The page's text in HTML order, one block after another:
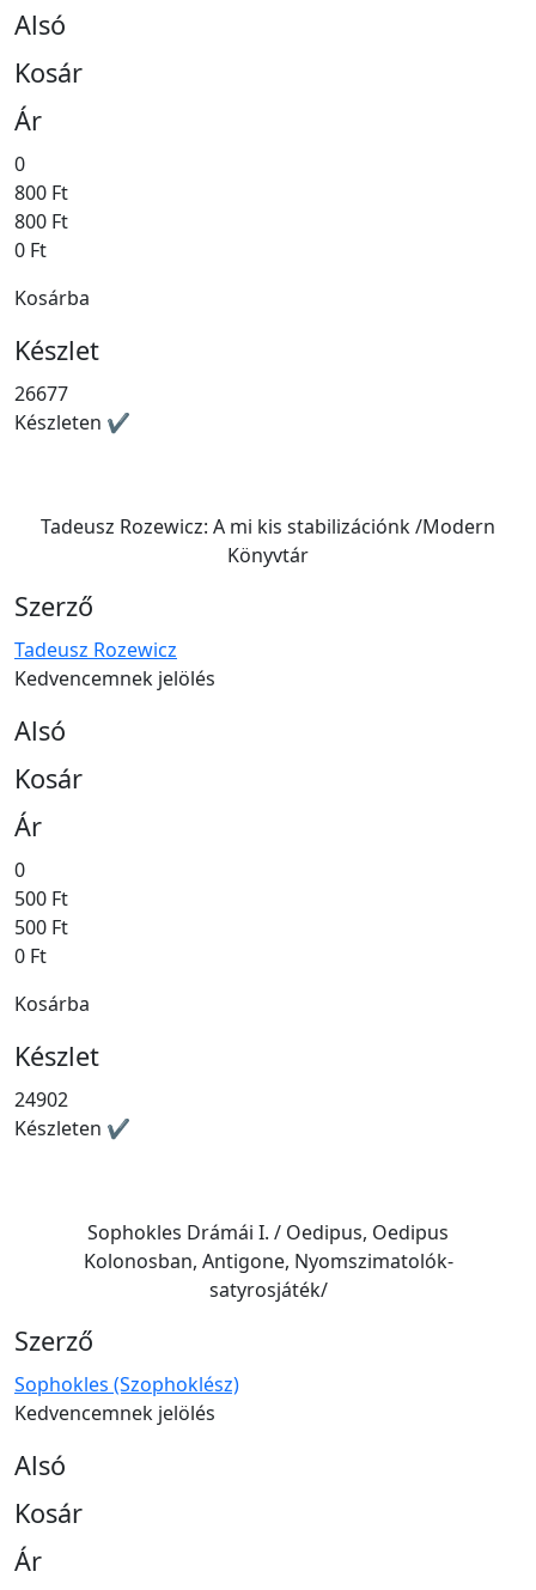
Alsó
Kosár
Ár
0
800 Ft
800 Ft
0 Ft
Kosárba
Készlet
26677
Készleten ✔
Tadeusz Rozewicz: A mi kis stabilizációnk /Modern
Könyvtár
Szerző
Tadeusz Rozewicz
Kedvencemnek jelölés
Alsó
Kosár
Ár
0
500 Ft
500 Ft
0 Ft
Kosárba
Készlet
24902
Készleten ✔
Sophokles Drámái I. / Oedipus, Oedipus
Kolonosban, Antigone, Nyomszimatolók-
satyrosjáték/
Szerző
Sophokles (Szophoklész)
Kedvencemnek jelölés
Alsó
Kosár
Ár